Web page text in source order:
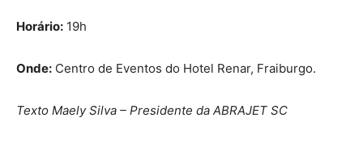
Horário: 19h
Onde: Centro de Eventos do Hotel Renar, Fraiburgo.
Texto Maely Silva – Presidente da ABRAJET SC